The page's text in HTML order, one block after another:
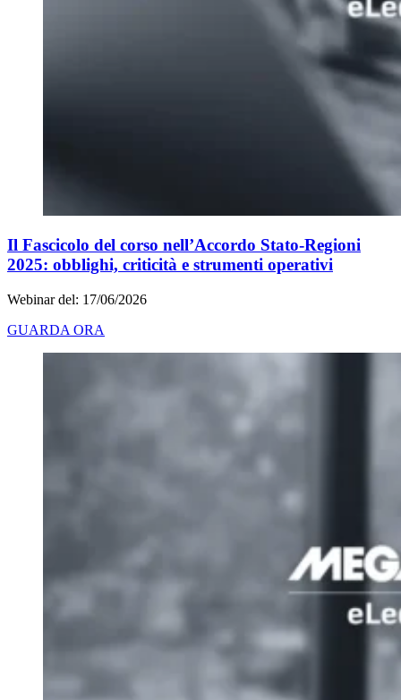
Il Fascicolo del corso nell’Accordo Stato-Regioni
2025: obblighi, criticità e strumenti operativi
Webinar del: 17/06/2026
GUARDA ORA